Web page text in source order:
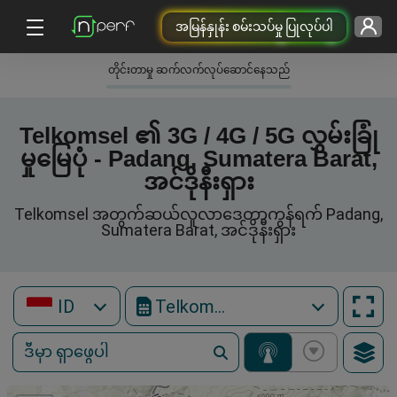
အမြန်နှုန်း စမ်းသပ်မှု ပြုလုပ်ပါ
တိုင်းတာမှု ဆက်လက်လုပ်ဆောင်နေသည်
Telkomsel ၏ 3G / 4G / 5G လွှမ်းခြုံ
မှုမြေပုံ - Padang, Sumatera Barat,
အင်ဒိုနီးရှား
Telkomsel အတွက်ဆယ်လူလာဒေတာကွန်ရက် Padang,
Sumatera Barat, အင်ဒိုနီးရှား
ID Telkomsel